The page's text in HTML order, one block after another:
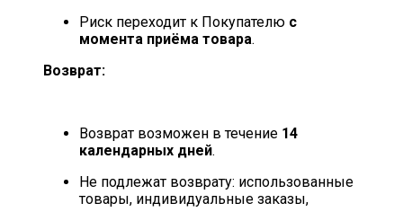
Риск переходит к Покупателю с
момента приёма товара.
Возврат:
Возврат возможен в течение 14
календарных дней.
Не подлежат возврату: использованные
товары, индивидуальные заказы,